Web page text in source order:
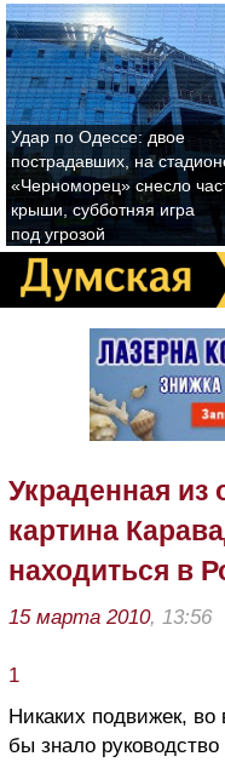
Удар по Одессе: двое
пострадавших, на
«Черноморец» снесло
крыши, субботняя игра
под угрозой
Украденная из
картина
находиться в
15 марта 2010, 13:56
1
Никаких подвижек, во
бы знало